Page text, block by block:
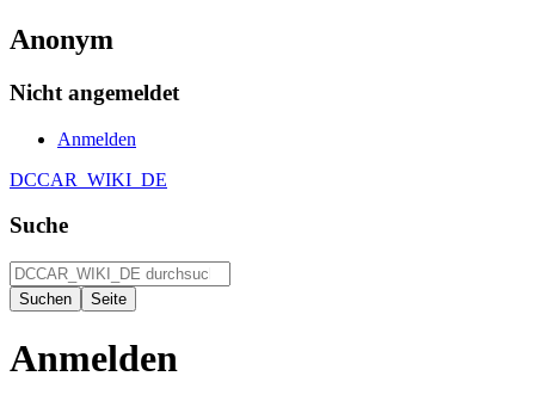
Anonym
Nicht angemeldet
Anmelden
DCCAR_WIKI_DE
Suche
Anmelden